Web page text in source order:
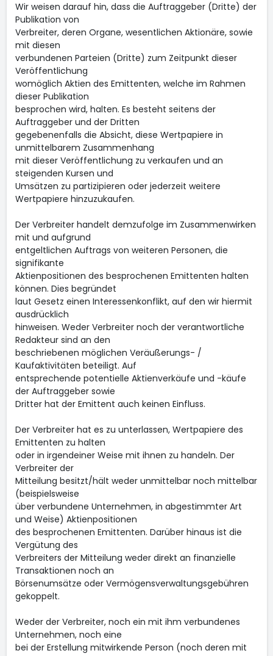
Wir weisen darauf hin, dass die Auftraggeber (Dritte) der
Publikation von
Verbreiter, deren Organe, wesentlichen Aktionäre, sowie
mit diesen
verbundenen Parteien (Dritte) zum Zeitpunkt dieser
Veröffentlichung
womöglich Aktien des Emittenten, welche im Rahmen
dieser Publikation
besprochen wird, halten. Es besteht seitens der
Auftraggeber und der Dritten
gegebenenfalls die Absicht, diese Wertpapiere in
unmittelbarem Zusammenhang
mit dieser Veröffentlichung zu verkaufen und an
steigenden Kursen und
Umsätzen zu partizipieren oder jederzeit weitere
Wertpapiere hinzuzukaufen.
Der Verbreiter handelt demzufolge im Zusammenwirken
mit und aufgrund
entgeltlichen Auftrags von weiteren Personen, die
signifikante
Aktienpositionen des besprochenen Emittenten halten
können. Dies begründet
laut Gesetz einen Interessenkonflikt, auf den wir hiermit
ausdrücklich
hinweisen. Weder Verbreiter noch der verantwortliche
Redakteur sind an den
beschriebenen möglichen Veräußerungs- /
Kaufaktivitäten beteiligt. Auf
entsprechende potentielle Aktienverkäufe und -käufe
der Auftraggeber sowie
Dritter hat der Emittent auch keinen Einfluss.
Der Verbreiter hat es zu unterlassen, Wertpapiere des
Emittenten zu halten
oder in irgendeiner Weise mit ihnen zu handeln. Der
Verbreiter der
Mitteilung besitzt/hält weder unmittelbar noch mittelbar
(beispielsweise
über verbundene Unternehmen, in abgestimmter Art
und Weise) Aktienpositionen
des besprochenen Emittenten. Darüber hinaus ist die
Vergütung des
Verbreiters der Mitteilung weder direkt an finanzielle
Transaktionen noch an
Börsenumsätze oder Vermögensverwaltungsgebühren
gekoppelt.
Weder der Verbreiter, noch ein mit ihm verbundenes
Unternehmen, noch eine
bei der Erstellung mitwirkende Person (noch deren mit